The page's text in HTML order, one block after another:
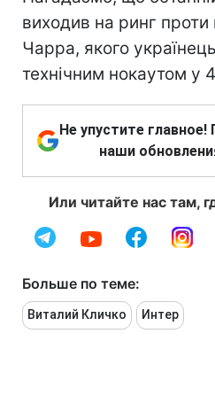
виходив на ринг
Чарра, якого
технічним нокаутом у
Не упустите
наши
Или читайте нас там,
Больше по теме:
Виталий Кличко Интер